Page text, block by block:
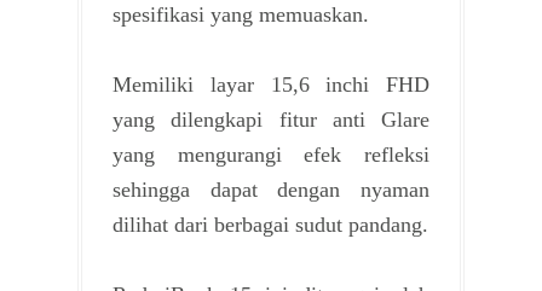
spesifikasi yang memuaskan.
Memiliki layar 15,6 inchi FHD
yang dilengkapi fitur anti Glare
yang mengurangi efek refleksi
sehingga dapat dengan nyaman
dilihat dari berbagai sudut pandang.